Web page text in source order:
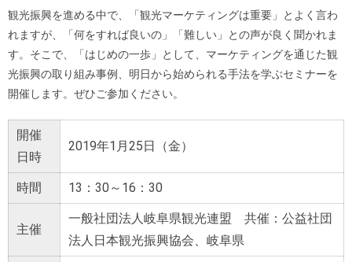
観光振興を進める中で、「観光マーケティングは重要」とよく言わ
れますが、「何をすれば良いの」「難しい」との声が良く聞かれま
す。そこで、「はじめの一歩」として、マーケティングを通じた観
光振興の取り組み事例、明日から始められる手法を学ぶセミナーを
開催します。ぜひご参加ください。
開催
日時
2019年1月25日（金）
時間 13：30～16：30
主催
一般社団法人岐阜県観光連盟 共催：公益社団
法人日本観光振興協会、岐阜県